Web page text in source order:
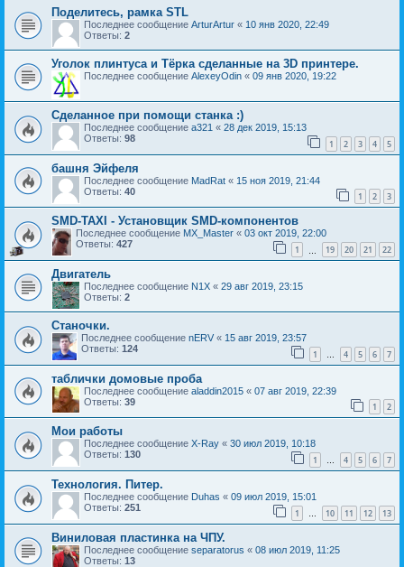
Поделитесь, рамка STL
Последнее сообщение ArturArtur « 10 янв 2020, 22:49
Ответы: 2
Уголок плинтуса и Тёрка сделанные на 3D принтере.
Последнее сообщение AlexeyOdin « 09 янв 2020, 19:22
Сделанное при помощи станка :)
Последнее сообщение a321 « 28 дек 2019, 15:13
Ответы: 98 1 2 3 4 5
башня Эйфеля
Последнее сообщение MadRat « 15 ноя 2019, 21:44
Ответы: 40 1 2 3
SMD-TAXI - Установщик SMD-компонентов
Последнее сообщение MX_Master « 03 окт 2019, 22:00
Ответы: 427 1 19 20 21 22
Двигатель
Последнее сообщение N1X « 29 авг 2019, 23:15
Ответы: 2
Станочки.
Последнее сообщение nERV « 15 авг 2019, 23:57
Ответы: 124 1 … 4 5 6 7
таблички домовые проба
Последнее сообщение aladdin2015 « 07 авг 2019, 22:39
Ответы: 39 1 2
Мои работы
Последнее сообщение X-Ray « 30 июл 2019, 10:18
Ответы: 130 1 … 4 5 6 7
Технология. Питер.
Последнее сообщение Duhas « 09 июл 2019, 15:01
Ответы: 251 1 … 10 11 12 13
Виниловая пластинка на ЧПУ.
Последнее сообщение separatorus « 08 июл 2019, 11:25
Ответы: 13